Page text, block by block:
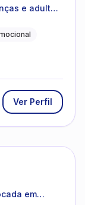
e adultos
uma vida
Ver Perfil
em